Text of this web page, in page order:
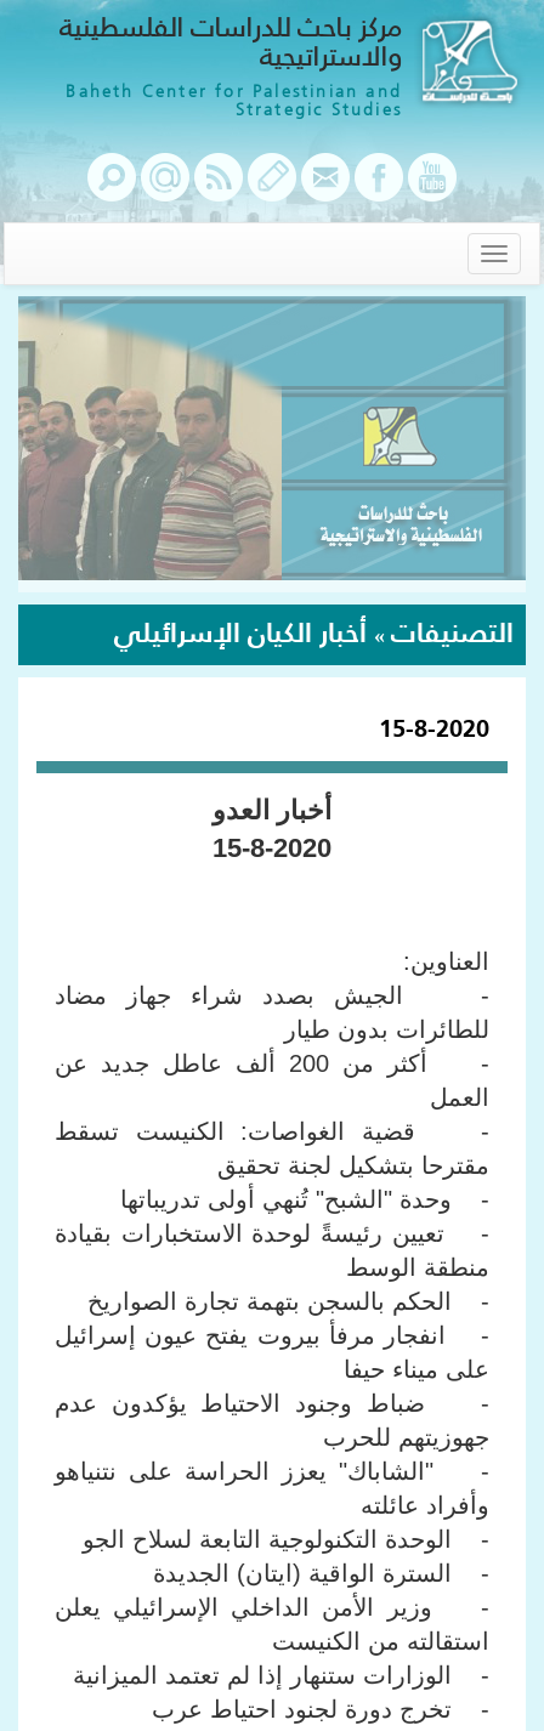
مركز باحث للدراسات الفلسطينية
والاستراتيجية
Baheth Center for Palestinian and
Strategic Studies
Toggle
navigation
التصنيفات » أخبار الكيان الإسرائيلي
15-8-2020
أخبار العدو
15-8-2020
العناوين:
- الجيش بصدد شراء جهاز مضاد
للطائرات بدون طيار
- أكثر من 200 ألف عاطل جديد عن
العمل
- قضية الغواصات: الكنيست تسقط
مقترحا بتشكيل لجنة تحقيق
- وحدة "الشبح" تُنهي أولى تدريباتها
- تعيين رئيسةً لوحدة الاستخبارات بقيادة
منطقة الوسط
- الحكم بالسجن بتهمة تجارة الصواريخ
- انفجار مرفأ بيروت يفتح عيون إسرائيل
على ميناء حيفا
- ضباط وجنود الاحتياط يؤكدون عدم
جهوزيتهم للحرب
- "الشاباك" يعزز الحراسة على نتنياهو
وأفراد عائلته
- الوحدة التكنولوجية التابعة لسلاح الجو
- السترة الواقية (ايتان) الجديدة
- وزير الأمن الداخلي الإسرائيلي يعلن
استقالته من الكنيست
- الوزارات ستنهار إذا لم تعتمد الميزانية
- تخرج دورة لجنود احتياط عرب